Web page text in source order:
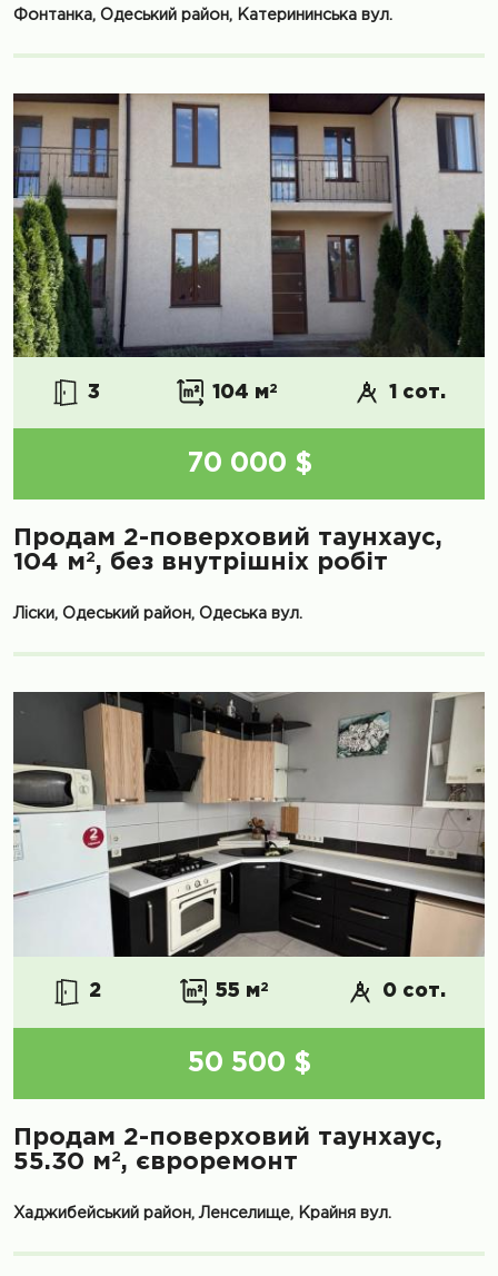
Фонтанка, Одеський район, Катерининська вул.
3 104 м2 1 сот.
70 000 $
Продам 2-поверховий таунхаус,
104 м2, без внутрішніх робіт
Ліски, Одеський район, Одеська вул.
2 55 м2 0 сот.
50 500 $
Продам 2-поверховий таунхаус,
55.30 м2, євроремонт
Хаджибейський район, Ленселище, Крайня вул.